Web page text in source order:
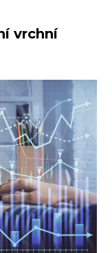
vrchní